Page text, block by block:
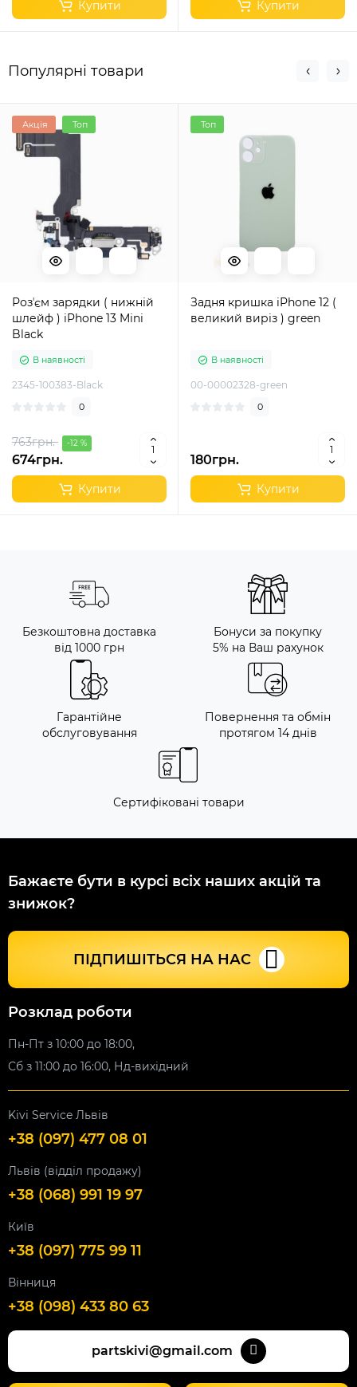
Купити Купити
Популярні товари
Акція Топ
Розʼєм зарядки ( нижній
шлейф ) iPhone 13 Mini
Black
В наявності
2345-100383-Black
0
763грн. -12 %
674грн.
Купити
Топ
Задня кришка iPhone 12 (
великий виріз ) green
В наявності
00-00002328-green
0
180грн.
Купити
Безкоштовна доставка
від 1000 грн
Бонуси за покупку
5% на Ваш рахунок
Гарантійне
обслуговування
Повернення та обмін
протягом 14 днів
Сертифіковані товари
Бажаєте бути в курсі всіх наших акцій та
знижок?
ПІДПИШІТЬСЯ НА НАС
Розклад роботи
Пн-Пт з 10:00 до 18:00,
Сб з 11:00 до 16:00, Нд-вихідний
Kivi Service Львів
+38 (097) 477 08 01
Львів (відділ продажу)
+38 (068) 991 19 97
Київ
+38 (097) 775 99 11
Вінниця
+38 (098) 433 80 63
partskivi@gmail.com